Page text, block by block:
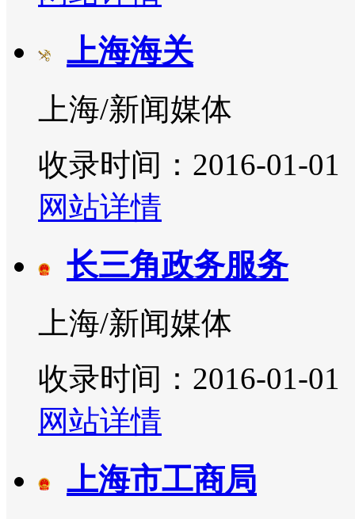
上海海关
上海/新闻媒体
收录时间：2016-01-01
网站详情
长三角政务服务
上海/新闻媒体
收录时间：2016-01-01
网站详情
上海市工商局